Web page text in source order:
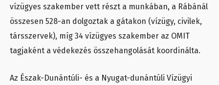
vízügyes szakember vett részt a munkában, a Rábánál
összesen 528-an dolgoztak a gátakon (vízügy, civilek,
társszervek), míg 34 vízügyes szakember az OMIT
tagjaként a védekezés összehangolását koordinálta.
Az Észak-Dunántúli- és a Nyugat-dunántúli Vízügyi